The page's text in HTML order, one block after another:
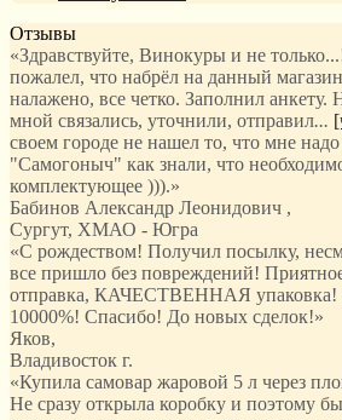
Отзывы
«Здравствуйте, Винокуры и не
пожалел, что набрёл на данный
налажено, все четко. Заполнил
мной связались, уточнили, отправил...
своем городе не нашел то, что мне
"Самогоныч" как знали, что
комплектующее ))).»
Бабинов Александр Леонидович ,
Сургут, ХМАО - Югра
«С рождеством! Получил посылку,
все пришло без повреждений!
отправка, КАЧЕСТВЕННАЯ упаковка!
10000%! Спасибо! До новых сделок!»
Яков,
Владивосток г.
«Купила самовар жаровой 5 л через
Не сразу открыла коробку и поэтому